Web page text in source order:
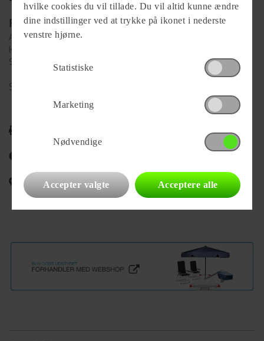
Forhandler
Aabycamp Aps
Knøsgårdvej 121
9440 Aabybro
Se alle
Campingvognens placering
hvilke cookies du vil tillade. Du vil altid kunne ændre
dine indstillinger ved at trykke på ikonet i nederste
venstre hjørne.
Statistiske
Marketing
Nødvendige
Accepter valgte Acceptere alle